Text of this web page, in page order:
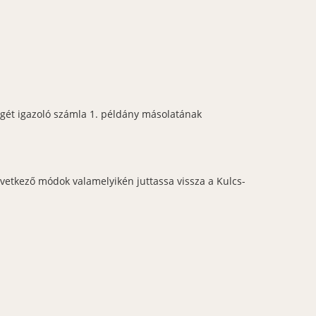
igazoló számla 1. példány másolatának
módok valamelyikén juttassa vissza a Kulcs-